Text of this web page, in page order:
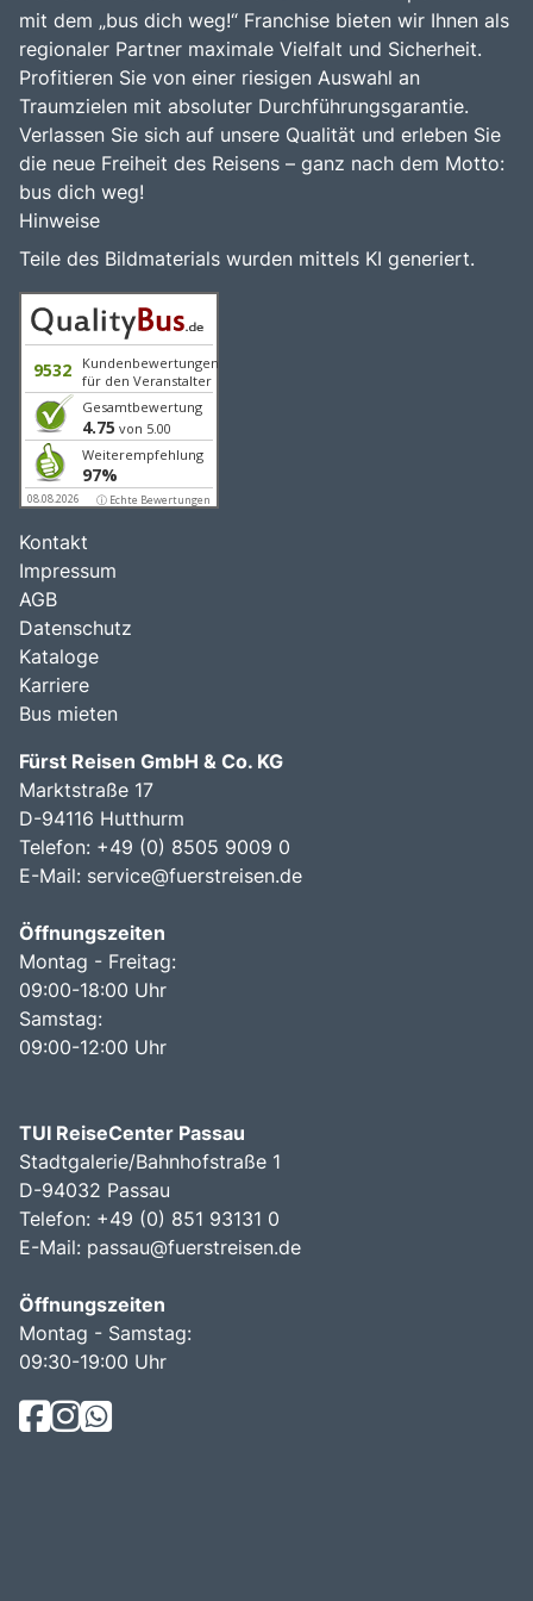
mit dem „bus dich weg!“ Franchise bieten wir Ihnen als
regionaler Partner maximale Vielfalt und Sicherheit.
Profitieren Sie von einer riesigen Auswahl an
Traumzielen mit absoluter Durchführungsgarantie.
Verlassen Sie sich auf unsere Qualität und erleben Sie
die neue Freiheit des Reisens – ganz nach dem Motto:
bus dich weg!
Hinweise
Teile des Bildmaterials wurden mittels KI generiert.
9532
Kundenbewertungen
für den Veranstalter
Gesamtbewertung
4.75 von 5.00
Weiterempfehlung
97%
08.08.2026 ⓘ Echte Bewertungen
Kontakt
Impressum
AGB
Datenschutz
Kataloge
Karriere
Bus mieten
Fürst Reisen GmbH & Co. KG
Marktstraße 17
D-94116 Hutthurm
Telefon: +49 (0) 8505 9009 0
E-Mail: service@fuerstreisen.de
Öffnungszeiten
Montag - Freitag:
09:00-18:00 Uhr
Samstag:
09:00-12:00 Uhr
TUI ReiseCenter Passau
Stadtgalerie/Bahnhofstraße 1
D-94032 Passau
Telefon: +49 (0) 851 93131 0
E-Mail: passau@fuerstreisen.de
Öffnungszeiten
Montag - Samstag:
09:30-19:00 Uhr